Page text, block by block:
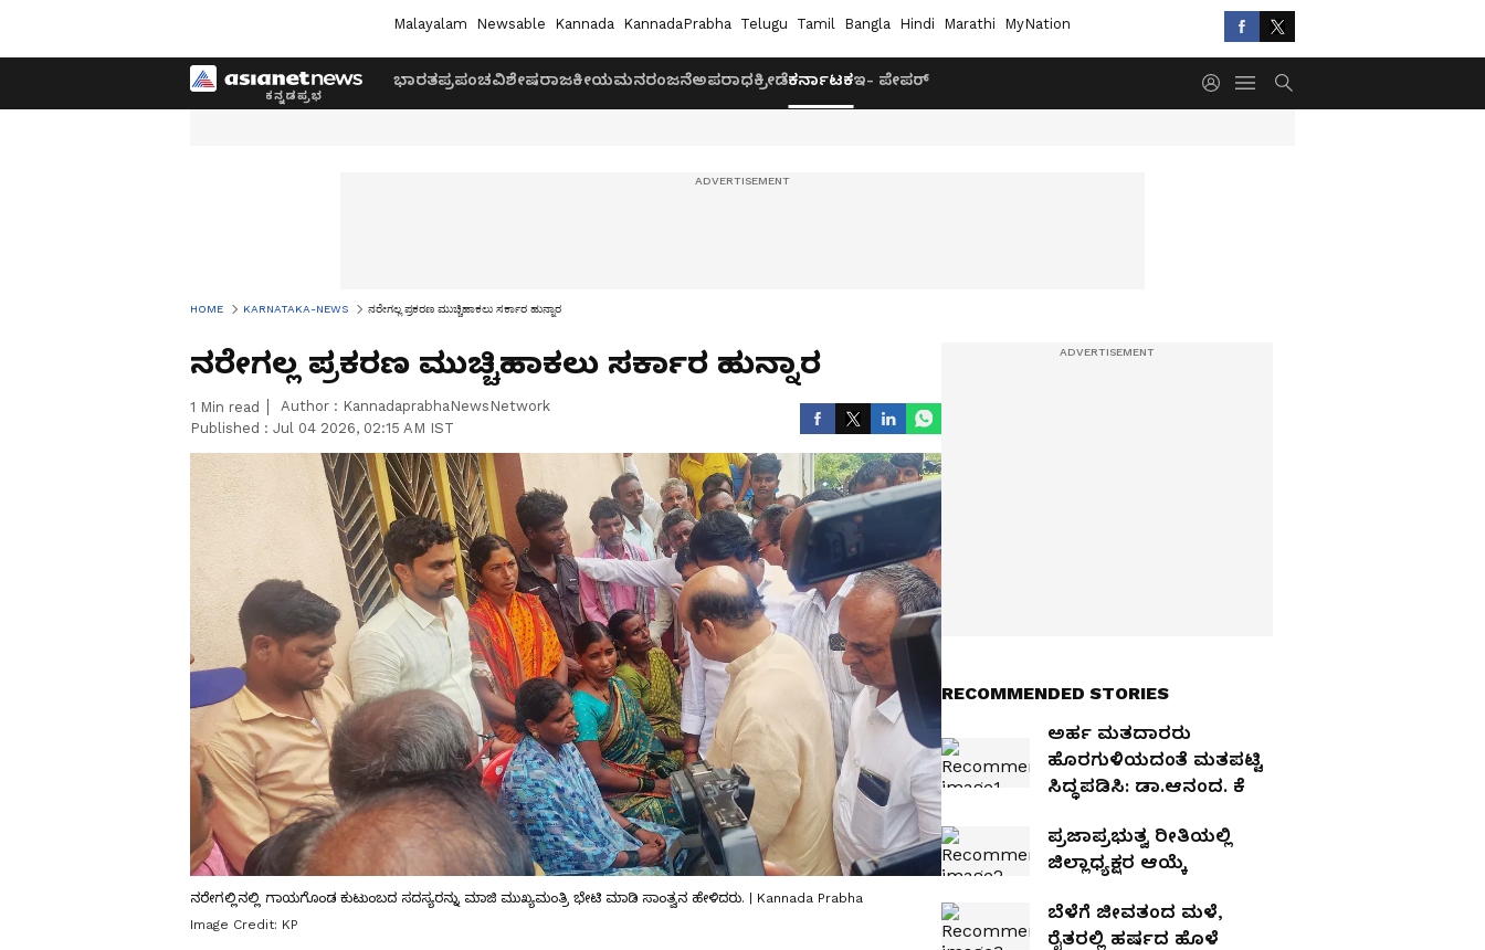
Malayalam Newsable Kannada KannadaPrabha Telugu Tamil Bangla Hindi Marathi MyNation
ಭಾರತಪ್ರಪಂಚವಿಶೇಷರಾಜಕೀಯಮನರಂಜನೆಅಪರಾಧಕ್ರೀಡೆಕರ್ನಾಟಕಇ- ಪೇಪರ್
HOME KARNATAKA-NEWS ನರೇಗಲ್ಲ ಪ್ರಕರಣ ಮುಚ್ಚಿಹಾಕಲು ಸರ್ಕಾರ ಹುನ್ನಾರ
ನರೇಗಲ್ಲ ಪ್ರಕರಣ ಮುಚ್ಚಿಹಾಕಲು ಸರ್ಕಾರ ಹುನ್ನಾರ
1 Min read Author : KannadaprabhaNewsNetwork
Published : Jul 04 2026, 02:15 AM IST
ನರೇಗಲ್ಲಿನಲ್ಲಿ ಗಾಯಗೊಂಡ ಕುಟುಂಬದ ಸದಸ್ಯರನ್ನು ಮಾಜಿ ಮುಖ್ಯಮಂತ್ರಿ ಭೇಟಿ ಮಾಡಿ ಸಾಂತ್ವನ ಹೇಳಿದರು. | Kannada Prabha
Image Credit: KP
RECOMMENDED STORIES
ಅರ್ಹ ಮತದಾರರು
ಹೊರಗುಳಿಯದಂತೆ ಮತಪಟ್ಟಿ
ಸಿದ್ಧಪಡಿಸಿ: ಡಾ.ಆನಂದ. ಕೆ
ಪ್ರಜಾಪ್ರಭುತ್ವ ರೀತಿಯಲ್ಲಿ
ಜಿಲ್ಲಾಧ್ಯಕ್ಷರ ಆಯ್ಕೆ
ಬೆಳೆಗೆ ಜೀವತಂದ ಮಳೆ,
ರೈತರಲ್ಲಿ ಹರ್ಷದ ಹೊಳೆ